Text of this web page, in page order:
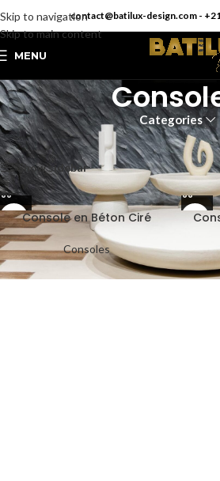
Skip to navigation
Skip to main content
contact@batilux-design.com -
MENU
Categories
Accueil Consoles
Show sidebar
Console en Béton Ciré
Consoles